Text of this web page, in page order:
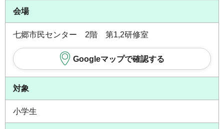
会場
七郷市民センター 2階 第1,2研修室
Googleマップで確認する
対象
小学生